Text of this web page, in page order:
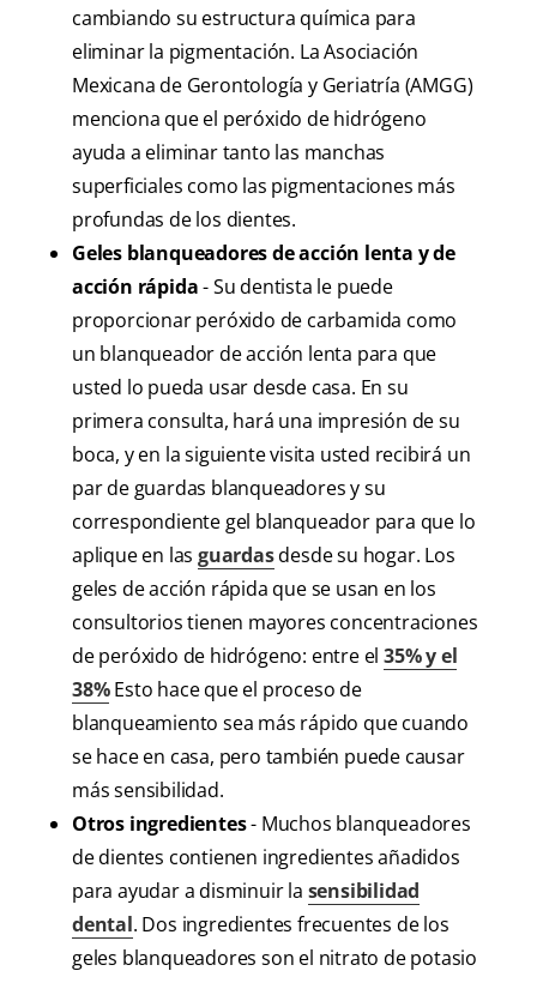
cambiando su estructura química para
eliminar la pigmentación. La Asociación
Mexicana de Gerontología y Geriatría (AMGG)
menciona que el peróxido de hidrógeno
ayuda a eliminar tanto las manchas
superficiales como las pigmentaciones más
profundas de los dientes.
Geles blanqueadores de acción lenta y de
acción rápida- Su dentista le puede
proporcionar peróxido de carbamida como
un blanqueador de acción lenta para que
usted lo pueda usar desde casa. En su
primera consulta, hará una impresión de su
boca, y en la siguiente visita usted recibirá un
par de guardas blanqueadores y su
correspondiente gel blanqueador para que lo
aplique en lasguardasdesde su hogar. Los
geles de acción rápida que se usan en los
consultorios tienen mayores concentraciones
de peróxido de hidrógeno: entre el35% y el
38%Esto hace que el proceso de
blanqueamiento sea más rápido que cuando
se hace en casa, pero también puede causar
más sensibilidad.
Otros ingredientes- Muchos blanqueadores
de dientes contienen ingredientes añadidos
para ayudar a disminuir la sensibilidad
dental. Dos ingredientes frecuentes de los
geles blanqueadores son el nitrato de potasio